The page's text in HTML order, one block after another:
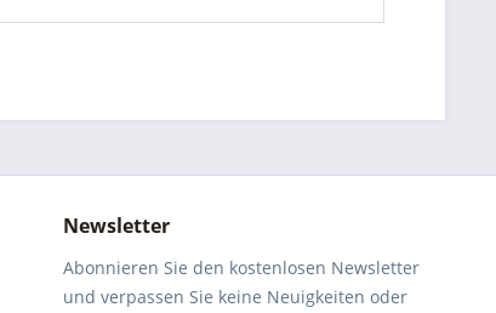
Newsletter
Abonnieren Sie den kostenlosen Newsletter
und verpassen Sie keine Neuigkeiten oder